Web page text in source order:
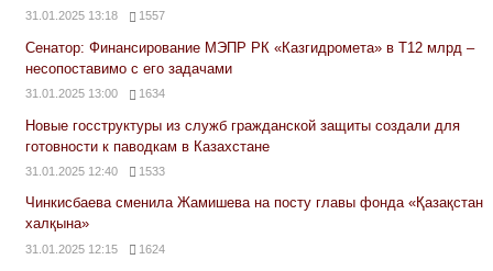
31.01.2025 13:18 1557
Сенатор: Финансирование МЭПР РК «Казгидромета» в Т12 млрд –
несопоставимо с его задачами
31.01.2025 13:00 1634
Новые госструктуры из служб гражданской защиты создали для
готовности к паводкам в Казахстане
31.01.2025 12:40 1533
Чинкисбаева сменила Жамишева на посту главы фонда «Қазақстан
халқына»
31.01.2025 12:15 1624